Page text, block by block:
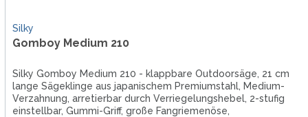
Silky
Gomboy Medium 210
Silky Gomboy Medium 210 - klappbare Outdoorsäge, 21 cm
lange Sägeklinge aus japanischem Premiumstahl, Medium-
Verzahnung, arretierbar durch Verriegelungshebel, 2-stufig
einstellbar, Gummi-Griff, große Fangriemenöse,